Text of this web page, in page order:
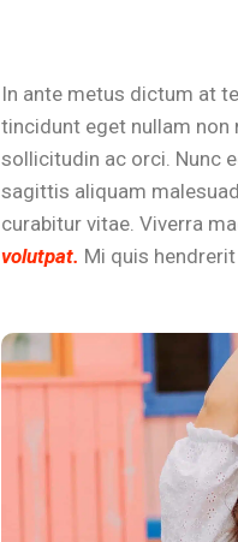
In ante metus dictum at
tincidunt eget nullam non
sollicitudin ac orci. Nunc
sagittis aliquam
curabitur vitae. Viverra
volutpat. Mi quis